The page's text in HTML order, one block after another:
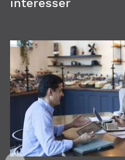
intéresser